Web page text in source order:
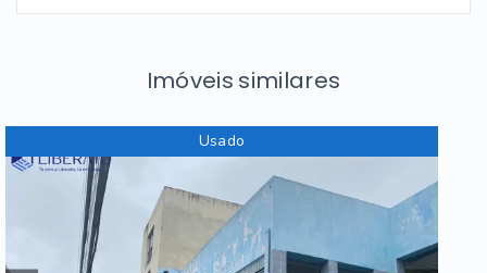
Imóveis similares
Usado